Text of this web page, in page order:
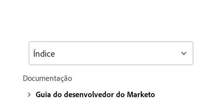
Documentação
Guia do desenvolvedor do Marketo
Índice